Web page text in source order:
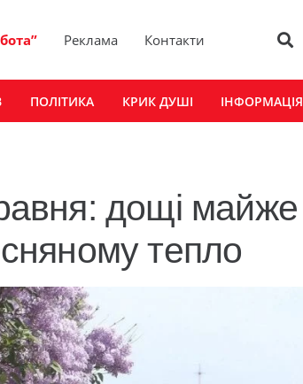
Реклама Контакти
ПОЛІТИКА КРИК ДУШІ ІНФОРМАЦІЯ
дощі майже
тепло